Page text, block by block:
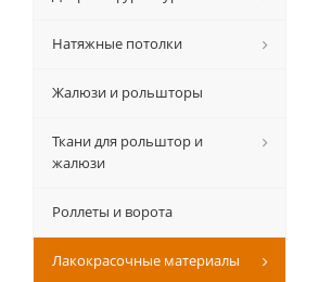
Натяжные потолки
Жалюзи и рольшторы
Ткани для рольштор и
жалюзи
Роллеты и ворота
Лакокрасочные материалы